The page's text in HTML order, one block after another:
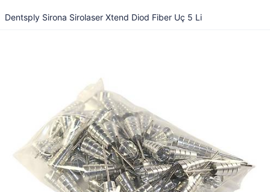
Dentsply Sirona Sirolaser Xtend Diod Fiber Uç 5 Li